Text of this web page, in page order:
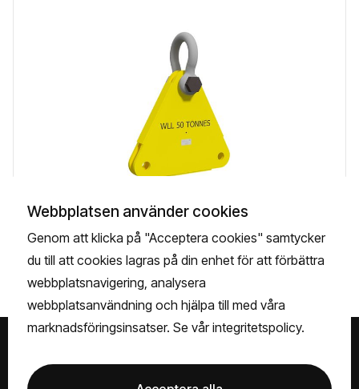
Læs mere
Besøg os
Webbplatsen använder cookies
Genom att klicka på "Acceptera cookies" samtycker
du till att cookies lagras på din enhet för att förbättra
webbplatsnavigering, analysera
webbplatsanvändning och hjälpa till med våra
marknadsföringsinsatser. Se vårintegritetspolicy.